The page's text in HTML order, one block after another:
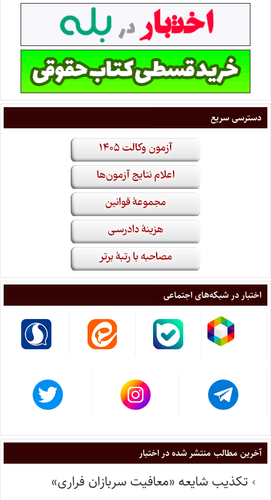
دسترسی سریع
اختبار در شبکه‌های اجتماعی
آخرین مطالب منتشر شده در اختبار
تکذیب شایعه «معافیت سربازان فراری»